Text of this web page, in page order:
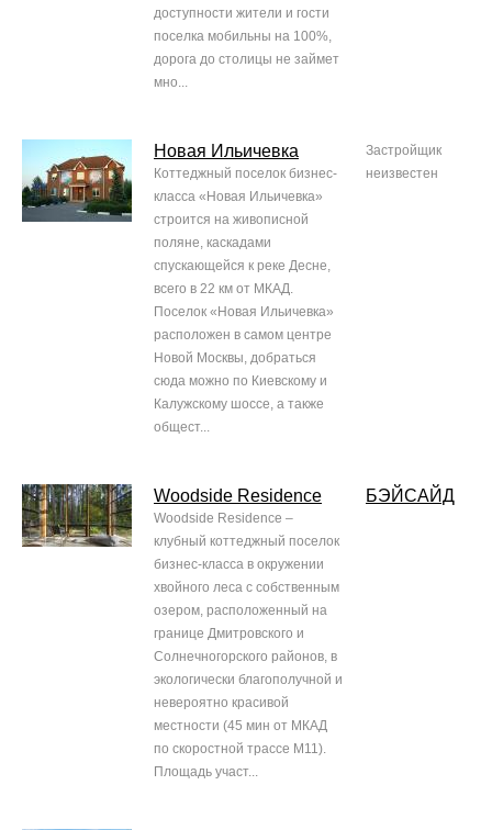
доступности жители и гости
поселка мобильны на 100%,
дорога до столицы не займет
мно...
Новая Ильичевка
Коттеджный поселок бизнес-
класса «Новая Ильичевка»
строится на живописной
поляне, каскадами
спускающейся к реке Десне,
всего в 22 км от МКАД.
Поселок «Новая Ильичевка»
расположен в самом центре
Новой Москвы, добраться
сюда можно по Киевскому и
Калужскому шоссе, а также
общест...
Застройщик
неизвестен
Woodside Residence
Woodside Residence –
клубный коттеджный поселок
бизнес-класса в окружении
хвойного леса с собственным
озером, расположенный на
границе Дмитровского и
Солнечногорского районов, в
экологически благополучной и
невероятно красивой
местности (45 мин от МКАД
по скоростной трассе М11).
Площадь участ...
БЭЙСАЙД